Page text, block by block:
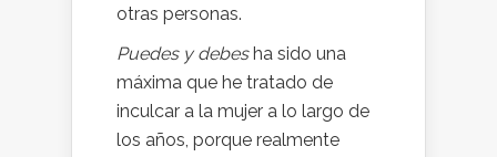
otras personas.
Puedes y debesha sido una
máxima que he tratado de
inculcar a la mujer a lo largo de
los años, porque realmente